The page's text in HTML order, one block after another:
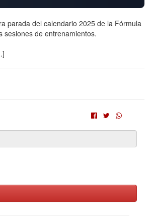
parada del calendario 2025 de la Fórmula
sesiones de entrenamientos.